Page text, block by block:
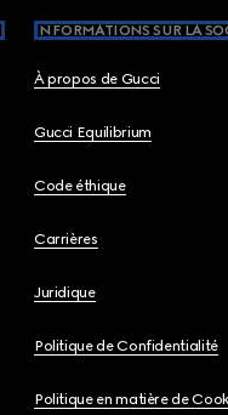
INFORMATIONS SUR LA
À propos de Gucci
Gucci Equilibrium
Code éthique
Carrières
Juridique
Politique de Confidentialité
Politique en matière de